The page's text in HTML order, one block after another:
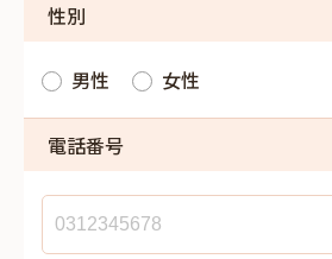
性別
男性 女性
電話番号